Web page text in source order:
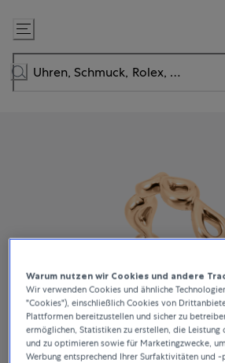
Zum
Inhalt
springen
Warum nutzen wir Cookies und andere
Wir verwenden Cookies und ähnliche
"Cookies"), einschließlich Cookies von
Plattformen bereitzustellen und sicher zu
ermöglichen, Statistiken zu erstellen, die Leistung
und zu optimieren sowie für Marketingzwecke,
Werbung entsprechend Ihrer Surfaktivitäten und -